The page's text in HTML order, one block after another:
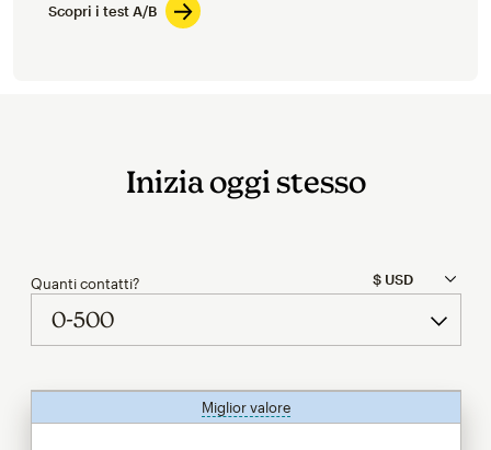
Scopri i test A/B
Inizia oggi stesso
Quanti contatti?
Miglior valoretooltip